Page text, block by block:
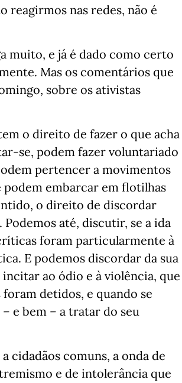
reagirmos nas redes, não é
muito, e já é dado como certo
Mas os comentários que
sobre os ativistas
o direito de fazer o que acha
se, podem fazer voluntariado
pertencer a movimentos
embarcar em flotilhas
o direito de discordar
Podemos até, discutir, se a ida
foram particularmente à
E podemos discordar da sua
ao ódio e à violência, que
detidos, e quando se
e bem – a tratar do seu
cidadãos comuns, a onda de
e de intolerância que